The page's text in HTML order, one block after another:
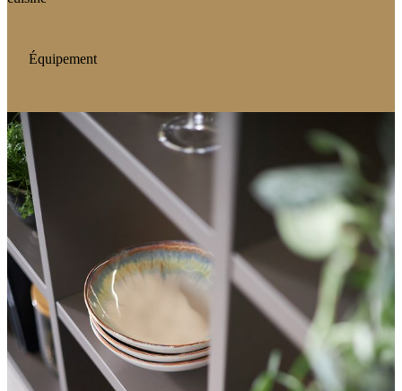
Équipement